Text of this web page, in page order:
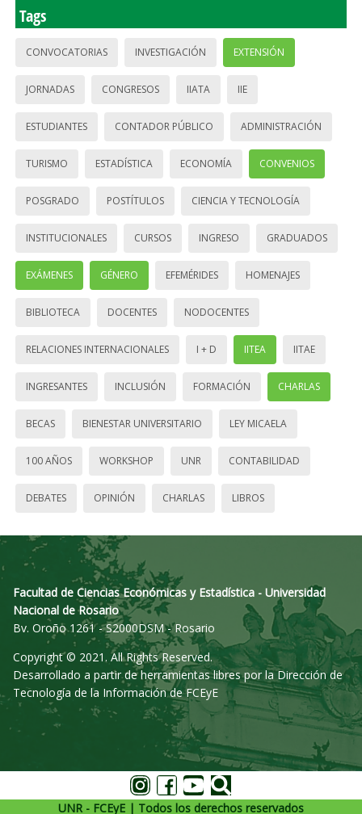
Tags
CONVOCATORIAS INVESTIGACIÓN EXTENSIÓN
JORNADAS CONGRESOS IIATA IIE
ESTUDIANTES CONTADOR PÚBLICO ADMINISTRACIÓN
TURISMO ESTADÍSTICA ECONOMÍA CONVENIOS
POSGRADO POSTÍTULOS CIENCIA Y TECNOLOGÍA
INSTITUCIONALES CURSOS INGRESO GRADUADOS
EXÁMENES GÉNERO EFEMÉRIDES HOMENAJES
BIBLIOTECA DOCENTES NODOCENTES
RELACIONES INTERNACIONALES I + D IITEA IITAE
INGRESANTES INCLUSIÓN FORMACIÓN CHARLAS
BECAS BIENESTAR UNIVERSITARIO LEY MICAELA
100 AÑOS WORKSHOP UNR CONTABILIDAD
DEBATES OPINIÓN CHARLAS LIBROS
Facultad de Ciencias Económicas y Estadística - Universidad
Nacional de Rosario
Bv. Oroño 1261 - S2000DSM - Rosario
Copyright © 2021. All Rights Reserved.
Desarrollado a partir de herramientas libres por la Dirección de
Tecnología de la Información de FCEyE
UNR - FCEyE | Todos los derechos reservados